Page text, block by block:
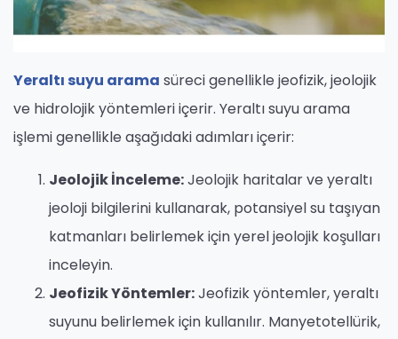
Yeraltı suyu arama süreci genellikle jeofizik, jeolojik
ve hidrolojik yöntemleri içerir. Yeraltı suyu arama
işlemi genellikle aşağıdaki adımları içerir:
Jeolojik İnceleme:Jeolojik haritalar ve yeraltı
jeoloji bilgilerini kullanarak, potansiyel su taşıyan
katmanları belirlemek için yerel jeolojik koşulları
inceleyin.
Jeofizik Yöntemler:Jeofizik yöntemler, yeraltı
suyunu belirlemek için kullanılır. Manyetotellürik,